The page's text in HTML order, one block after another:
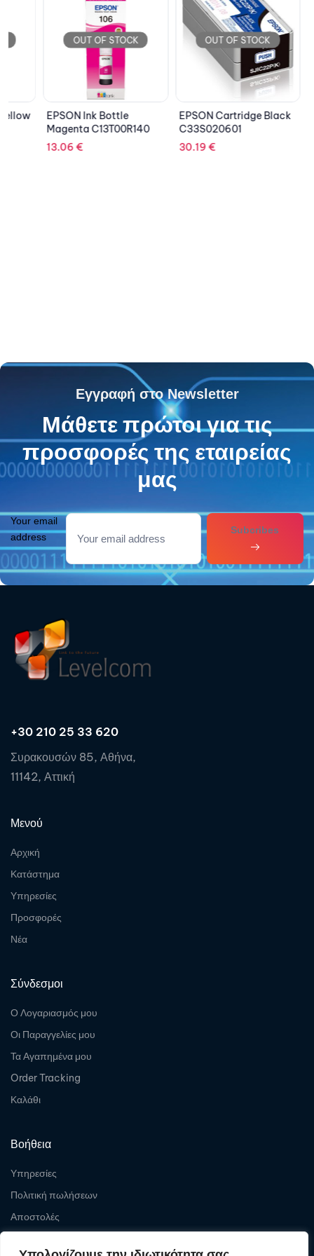
OUT OF STOCK
EPSON Ink Bottle
Magenta C13T00R140
€
OUT OF STOCK
EPSON Cartridge Black
C33S020601
€
Box
Εγγραφή στο Newsletter
Μάθετε πρώτοι για τις
προσφορές της εταιρείας
μας
Your email
address
Subcribes
+30 210 25 33 620
Συρακουσών 85, Αθήνα,
11142, Αττική
Μενού
Αρχική
Κατάστημα
Υπηρεσίες
Προσφορές
Νέα
Σύνδεσμοι
Ο Λογαριασμός μου
Οι Παραγγελίες μου
Τα Αγαπημένα μου
Order Tracking
Καλάθι
Βοήθεια
Υπηρεσίες
Πολιτική πωλήσεων
Αποστολές